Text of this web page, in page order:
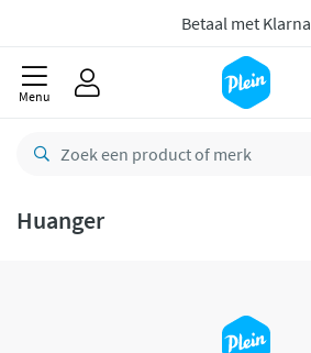
Betaal met Klarna
Menu
Huanger